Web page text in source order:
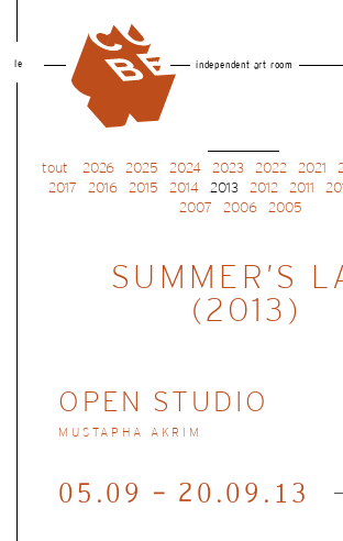
le independent art room
tout 2026 2025 2024 2023 2022 2021
2017
2016 2015 2014 2013 2012 2011
2007
2006 2005
SUMMER’S
(2013)
OPEN STUDIO
MUSTAPHA AKRIM
05.09 - 20.09.13